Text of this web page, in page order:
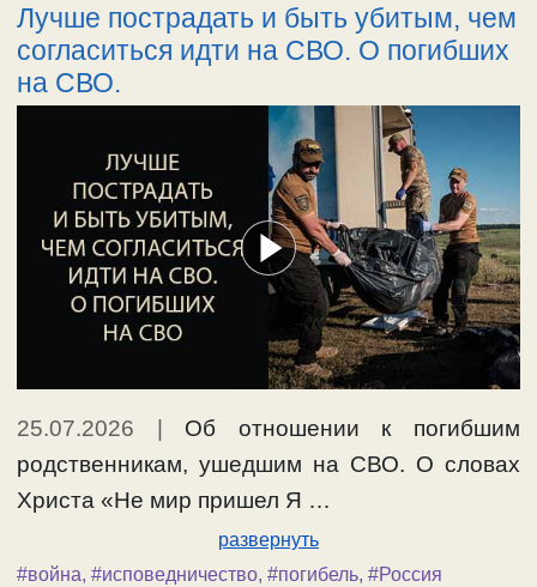
Лучше пострадать и быть убитым, чем
согласиться идти на СВО. О погибших
на СВО.
25.07.2026
Об отношении к погибшим
родственникам, ушедшим на СВО. О словах
Христа «Не мир пришел Я …
развернуть
#война, #исповедничество, #погибель, #Россия